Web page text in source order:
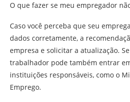
O que fazer se meu empregador
Caso você perceba que seu
dados corretamente, a
empresa e solicitar a atualização.
trabalhador pode também entrar
instituições responsáveis, como o
Emprego.